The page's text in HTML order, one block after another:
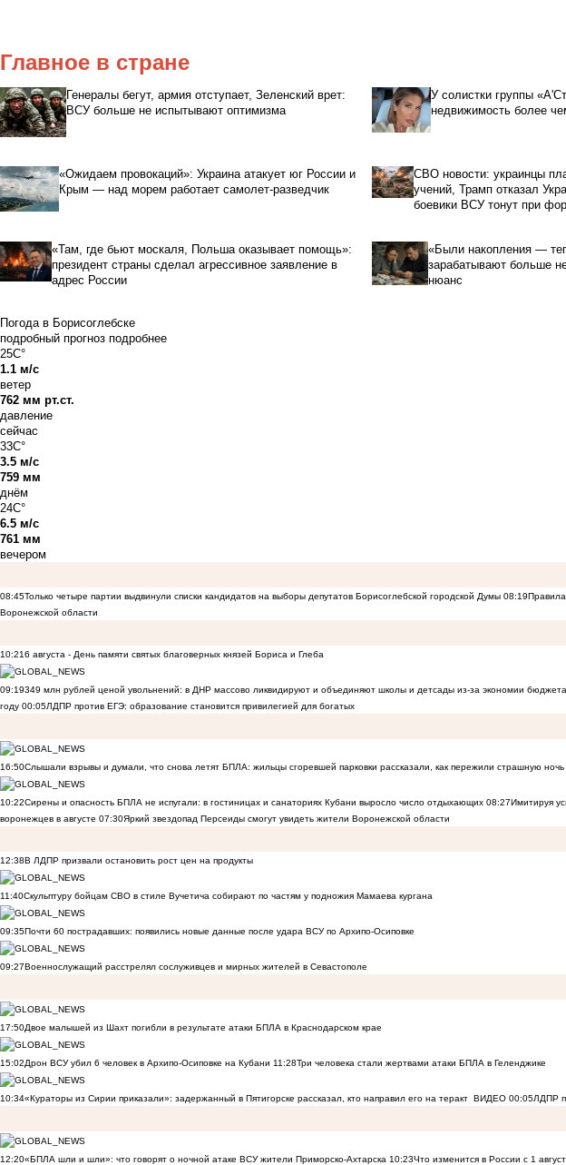
Главное в стране
Генералы бегут, армия отступает, Зеленский врет:
ВСУ больше не испытывают оптимизма
У солистки группы
недвижимость более
«Ожидаем провокаций»: Украина атакует юг России и
Крым — над морем работает самолет-разведчик
СВО новости: украинцы
учений, Трамп отказал
боевики ВСУ тонут при
«Там, где бьют москаля, Польша оказывает помощь»:
президент страны сделал агрессивное заявление в
адрес России
«Были накопления —
зарабатывают больше
нюанс
Погода в Борисоглебске
подробный прогноз подробнее
25C°
1.1 м/с
ветер
762 мм рт.ст.
давление
сейчас
33C°
3.5 м/с
759 мм
днём
24C°
6.5 м/с
761 мм
вечером
08:45Только четыре партии выдвинули списки кандидатов на выборы депутатов Борисоглебской городской Думы 08:19Правила
Воронежской области
10:216 августа - День памяти святых благоверных князей Бориса и Глеба
09:19349 млн рублей ценой увольнений: в ДНР массово ликвидируют и объединяют школы и детсады из-за экономии бюджета
году 00:05ЛДПР против ЕГЭ: образование становится привилегией для богатых
16:50Слышали взрывы и думали, что снова летят БПЛА: жильцы сгоревшей парковки рассказали, как пережили страшную ночь
10:22Сирены и опасность БПЛА не испугали: в гостиницах и санаториях Кубани выросло число отдыхающих 08:27Имитируя
воронежцев в августе 07:30Яркий звездопад Персеиды смогут увидеть жители Воронежской области
12:38В ЛДПР призвали остановить рост цен на продукты
11:40Скульптуру бойцам СВО в стиле Вучетича собирают по частям у подножия Мамаева кургана
09:35Почти 60 пострадавших: появились новые данные после удара ВСУ по Архипо-Осиповке
09:27Военнослужащий расстрелял сослуживцев и мирных жителей в Севастополе
17:50Двое малышей из Шахт погибли в результате атаки БПЛА в Краснодарском крае
15:02Дрон ВСУ убил 6 человек в Архипо-Осиповке на Кубани 11:28Три человека стали жертвами атаки БПЛА в Геленджике
10:34«Кураторы из Сирии приказали»: задержанный в Пятигорске рассказал, кто направил его на теракт ВИДЕО 00:05ЛДПР
12:20«БПЛА шли и шли»: что говорят о ночной атаке ВСУ жители Приморско-Ахтарска 10:23Что изменится в России с 1